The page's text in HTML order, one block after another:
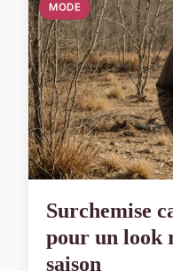
MODE
Surchemise
pour un look
saison